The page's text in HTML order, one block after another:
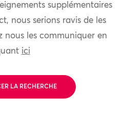
supplémentaires
nous serions ravis de les
nous les communiquer en
ici
LA RECHERCHE